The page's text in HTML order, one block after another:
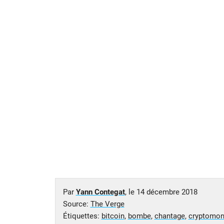
Par Yann Contegat, le 14 décembre 2018
Source: The Verge
Étiquettes: bitcoin, bombe, chantage,